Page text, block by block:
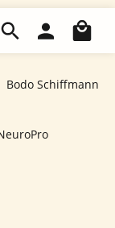
Bodo Schiffmann